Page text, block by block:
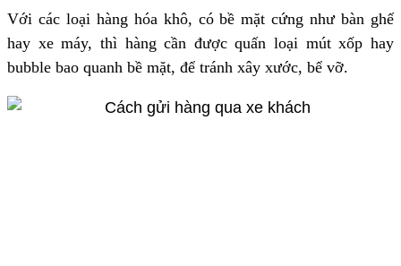
Với các loại hàng hóa khô, có bề mặt cứng như bàn ghế
hay xe máy, thì hàng cần được quấn loại mút xốp hay
bubble bao quanh bề mặt, để tránh xây xước, bể vỡ.